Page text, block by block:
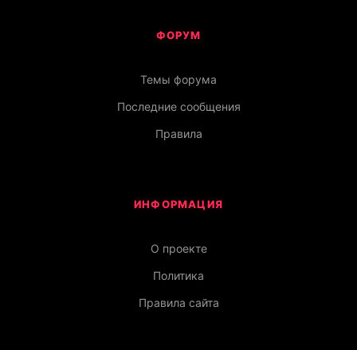
ФОРУМ
Темы форума
Последние сообщения
Правила
ИНФОРМАЦИЯ
О проекте
Политика
Правила сайта